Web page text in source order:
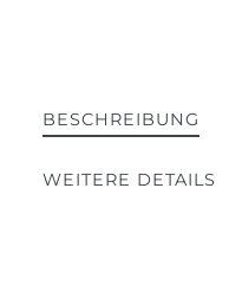
BESCHREIBUNG
WEITERE DETAILS